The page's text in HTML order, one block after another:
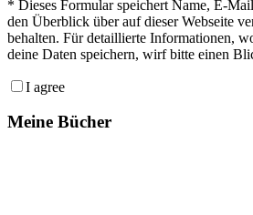
* Dieses Formular speichert Name, E-
den Überblick über auf dieser Webseite
behalten. Für detaillierte Informationen,
deine Daten speichern, wirf bitte einen
I agree
Meine Bücher